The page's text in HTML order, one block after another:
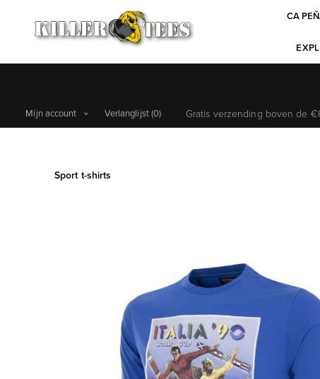
CA
Gratis verzending boven de
Mijn account Verlanglijst(0)
Sport t-shirts